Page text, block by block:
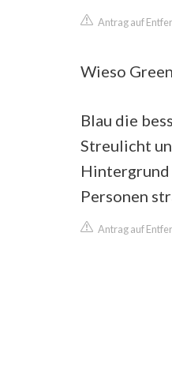
Antrag auf
Wieso
Blau die
Streulicht
Hintergrund
Personen
Antrag auf